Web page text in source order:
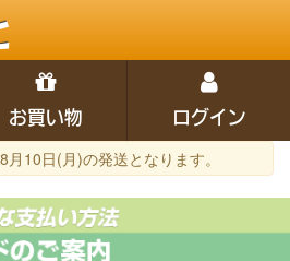
お買い物 ログイン
10日(月)の発送となります。